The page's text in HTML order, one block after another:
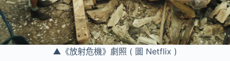
▲《放射危機》劇照 ( 圖 Netflix )